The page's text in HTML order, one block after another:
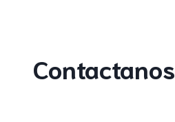
Contactanos